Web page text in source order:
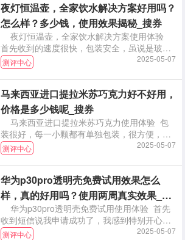
夜灯恒温壶，全家饮水解决方案好用吗？
怎么样？多少钱，使用效果揭秘_搜券
夜灯恒温壶，全家饮水解决方案使用体验
首先收到的速度很快，包装安全，虽说是玻璃
杯但一点也无
测评中心 2025-05-07
马来西亚进口提拉米苏巧克力好不好用，
价格是多少钱呢_搜券
马来西亚进口提拉米苏巧克力使用体验 包
装很好，每一小颗都有单独包装，很方便，可
以放在包包里
测评中心 2025-05-07
华为p30pro透明壳免费试用效果怎么
样，真的好用吗？使用两周真实效果_搜
华为p30pro透明壳免费试用使用体验 首先
收到短信说我申请成功了，我感到特别开心，
因为我
测评中心 2025-05-07